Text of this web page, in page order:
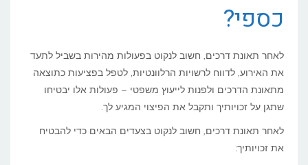
כספי?
לאחר תאונת דרכים, חשוב לנקוט בפעולות מהירות בשביל לתעד
את האירוע, לדווח לרשויות הרלוונטיות, לטפל בפציעות כתוצאה
מתאונת הדרכים ולפנות לייעוץ משפטי – פעולות אלו יבטיחו
שתגן על זכויותיך ותקבל את הפיצוי המגיע לך.
לאחר תאונת דרכים, חשוב לנקוט בצעדים הבאים כדי להבטיח
את זכויותיך: